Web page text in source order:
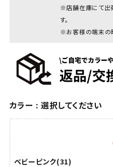
※店舗在庫にて出
す。
※お客様の端末の
カラー 選択してください
ベビーピンク(31)